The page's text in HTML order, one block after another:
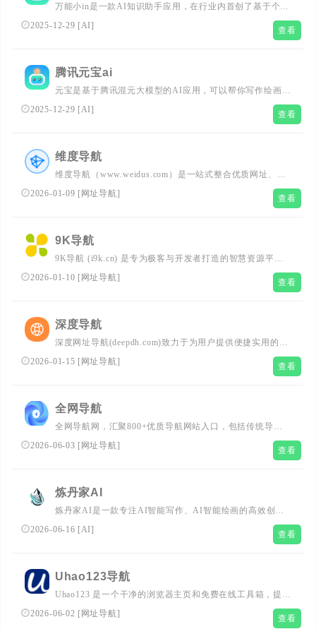
万能小in是一款AI知识助手应用，在行业内首创了基于个人
知识库的文档学习、检索提问、长文写作、AI写书等产品服
务，致力于让每个人拥有自己的AI 外脑。不止是工具,更是
2025-12-29 [AI] 查看
腾讯元宝ai
元宝是基于腾讯混元大模型的AI应用，可以帮你写作绘画文
案翻译编程搜索阅读总结的全能助手
2025-12-29 [AI] 查看
维度导航
维度导航（www.weidus.com）是一站式整合优质网址、网
络资源聚合导航网站，涵盖 AI 工具、在线工具、影音播
放、新闻资讯、生活服务、资源分享等多元板块，精选优质
2026-01-09 [网址导航] 查看
9K导航
9K导航 (i9k.cn) 是专为极客与开发者打造的智慧资源平
台。我们实时追踪全球前沿AI应用、开发者工具、黑科技网
站及高效办公资源。无论您是寻找AI灵感还是极客工具，
2026-01-10 [网址导航] 查看
深度导航
深度网址导航(deepdh.com)致力于为用户提供便捷实用的网
址导航服务，分享优质实用的互联网资源。收录网站涵盖影
音动漫、办公工具、媒体素材、AI工具、软件应用、站长工
2026-01-15 [ 网址导航] 查看
全网导航
全网导航网，汇聚800+优质导航网站入口，包括传统导航
网、垂直导航、行业导航、AI导航、地域导航网站，助你一
2026-06-03 [ 网址导航] 查看
炼丹家AI
炼丹家AI是一款专注AI智能写作、AI智能绘画的高效创作
应用，提供超级多种AI自动写作生成器，在线写各类材料文
章作文，工作计划总结报告，论文辅助，小说灵感，创意策
等，自动生成高质量的原创文章。
2026-06-16 [AI] 查看
Uhao123导航
Uhao123 是一个干净的浏览器主页和免费在线工具箱，提供
PDF 整理与转 Word、图片压缩裁剪、水印、二维码、
Excel CSV、ZIP、文本、开发者、SEO、网络查询和常用
2026-06-02 [ 网址导航] 查看